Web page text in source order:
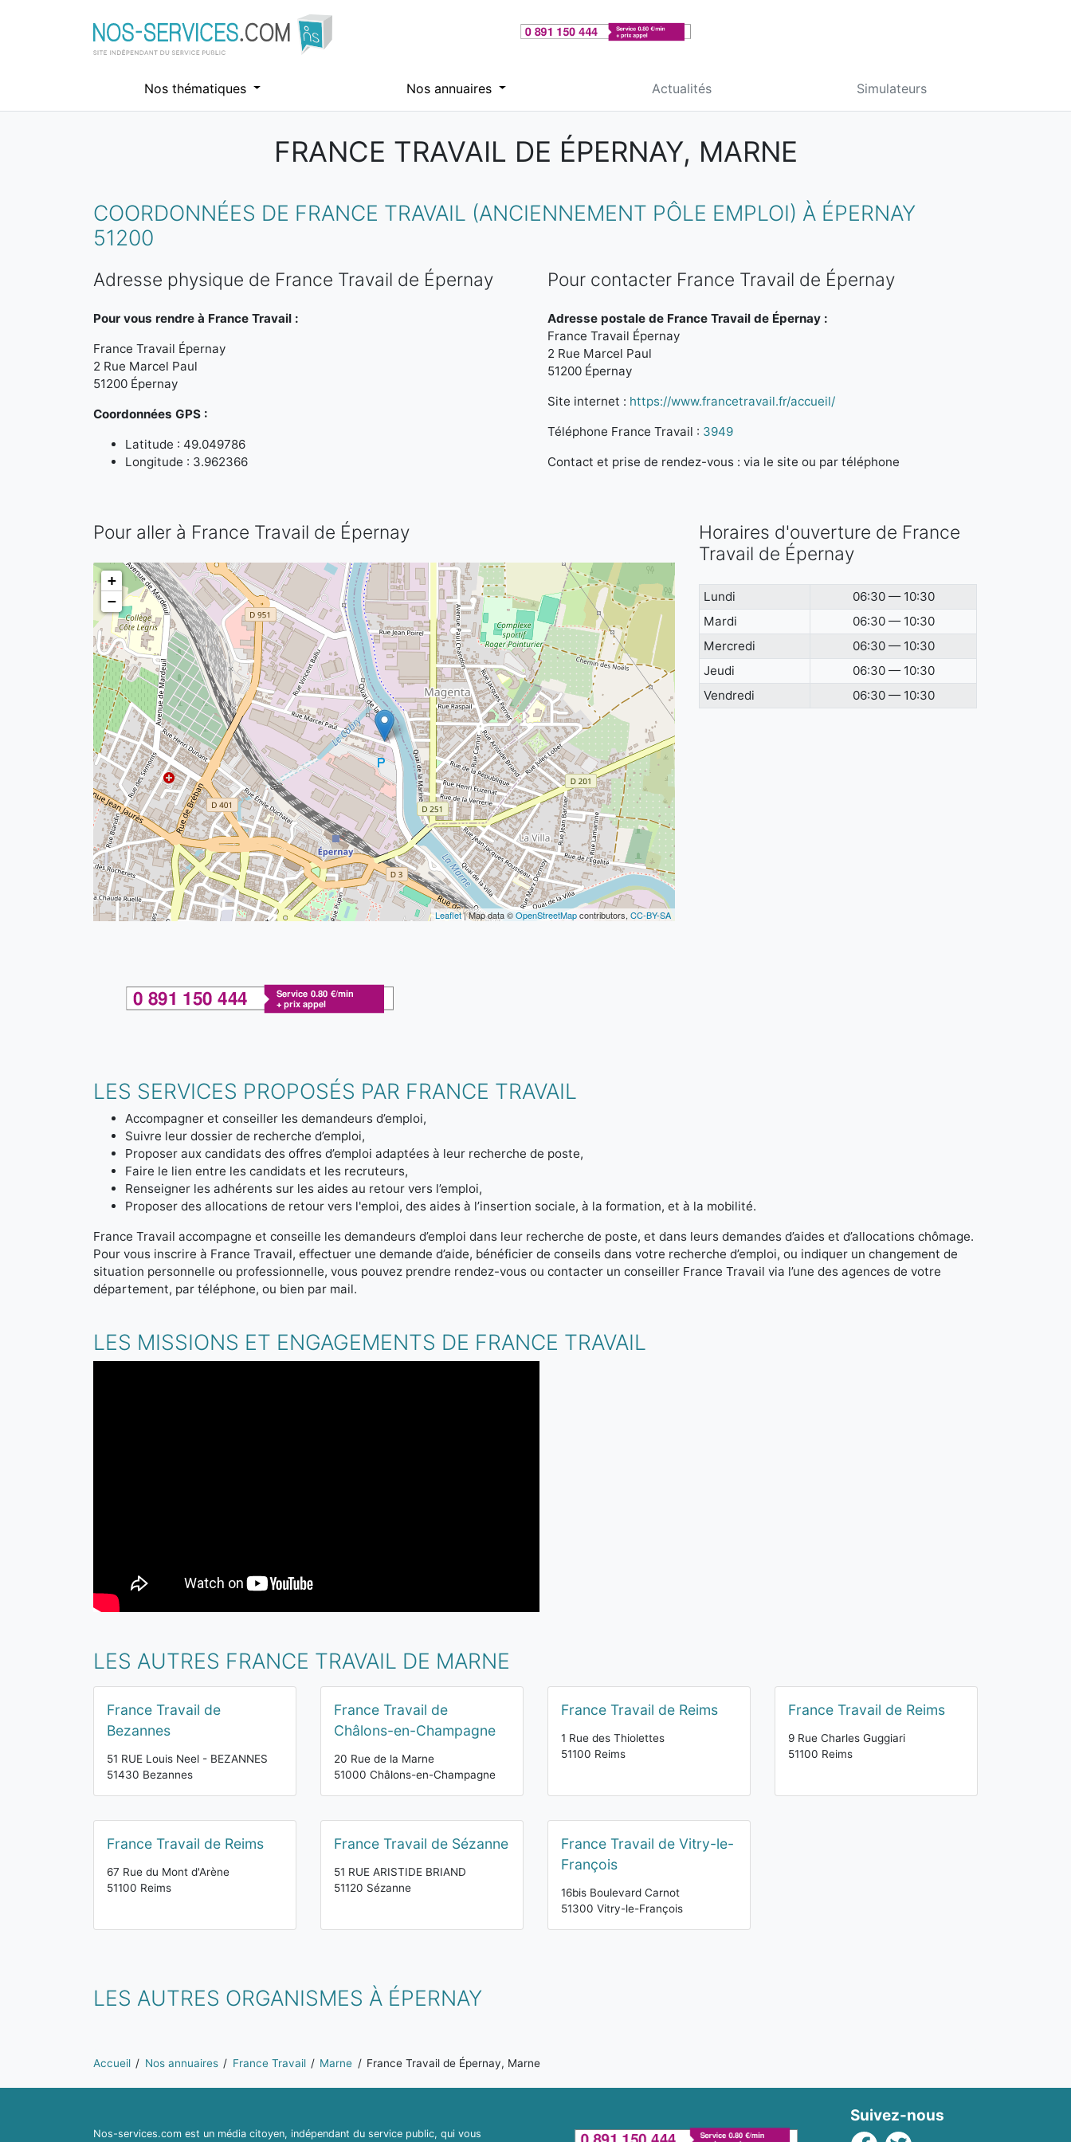
Nos thématiques Nos annuaires Actualités Simulateurs
FRANCE TRAVAIL DE ÉPERNAY, MARNE
COORDONNÉES DE FRANCE TRAVAIL (ANCIENNEMENT PÔLE EMPLOI) À ÉPERNAY
51200
Adresse physique de France Travail de Épernay
Pour vous rendre à France Travail :
France Travail Épernay
2 Rue Marcel Paul
51200 Épernay
Coordonnées GPS :
Latitude : 49.049786
Longitude : 3.962366
Pour contacter France Travail de Épernay
Adresse postale de France Travail de Épernay :
France Travail Épernay
2 Rue Marcel Paul
51200 Épernay
Site internet : https://www.francetravail.fr/accueil/
Téléphone France Travail : 3949
Contact et prise de rendez-vous : via le site ou par téléphone
Pour aller à France Travail de Épernay
+
−
Leaflet| Map data ©OpenStreetMapcontributors, CC-BY-SA
Horaires d'ouverture de France
Travail de Épernay
Lundi
06:30 — 10:30
Mardi
06:30 — 10:30
Mercredi
06:30 — 10:30
Jeudi
06:30 — 10:30
Vendredi
06:30 — 10:30
LES SERVICES PROPOSÉS PAR FRANCE TRAVAIL
Accompagner et conseiller les demandeurs d’emploi,
Suivre leur dossier de recherche d’emploi,
Proposer aux candidats des offres d’emploi adaptées à leur recherche de poste,
Faire le lien entre les candidats et les recruteurs,
Renseigner les adhérents sur les aides au retour vers l’emploi,
Proposer des allocations de retour vers l'emploi, des aides à l’insertion sociale, à la formation, et à la mobilité.
France Travail accompagne et conseille les demandeurs d’emploi dans leur recherche de poste, et dans leurs demandes d’aides et d’allocations chômage.
Pour vous inscrire à France Travail, effectuer une demande d’aide, bénéficier de conseils dans votre recherche d’emploi, ou indiquer un changement de
situation personnelle ou professionnelle, vous pouvez prendre rendez-vous ou contacter un conseiller France Travail via l’une des agences de votre
département, par téléphone, ou bien par mail.
LES MISSIONS ET ENGAGEMENTS DE FRANCE TRAVAIL
LES AUTRES FRANCE TRAVAIL DE MARNE
France Travail de
Bezannes
51 RUE Louis Neel - BEZANNES
51430 Bezannes
France Travail de
Châlons-en-Champagne
20 Rue de la Marne
51000 Châlons-en-Champagne
France Travail de Reims
1 Rue des Thiolettes
51100 Reims
France Travail de Reims
9 Rue Charles Guggiari
51100 Reims
France Travail de Reims
67 Rue du Mont d'Arène
51100 Reims
France Travail de Sézanne
51 RUE ARISTIDE BRIAND
51120 Sézanne
France Travail de Vitry-le-
François
16bis Boulevard Carnot
51300 Vitry-le-François
LES AUTRES ORGANISMES À ÉPERNAY
Vous êtes ici:
Accueil Nos annuaires France Travail Marne France Travail de Épernay, Marne
Nos-services.com est un média citoyen, indépendant du service public, qui vous
Suivez-nous